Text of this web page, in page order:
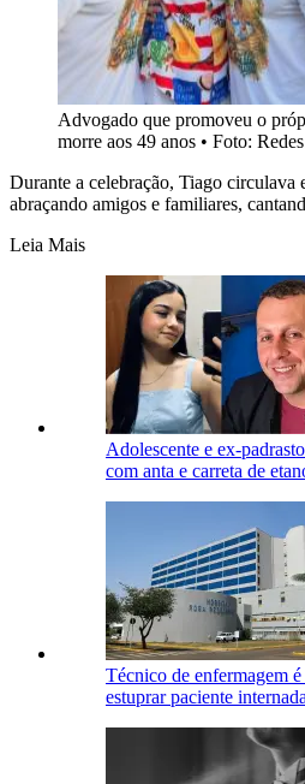
Advogado que promoveu o
morre aos 49 anos • Foto:
Durante a celebração, Tiago circulava
abraçando amigos e familiares,
Leia Mais
Adolescente e ex-
com anta e carreta de
Técnico de enfermagem
estuprar paciente